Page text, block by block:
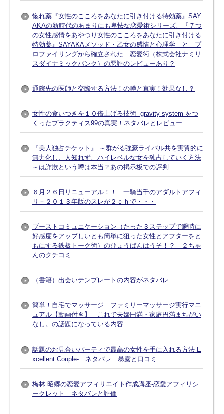
惚れ薬『女性のこころをあなたに引き付ける特効薬』SAY
AKAの新時代のあまりにも卑怯な恋愛術シリーズ、『７つ
の女性感情をあやつり女性のこころをあなたに引き付ける
特効薬』SAYAKAメソッド・乙女の感情と心理学 と プ
ロファイリングから確立された 恋愛術（株式会社ナミリ
スダイナミックバンク）の悪評のレビューあり？
通院先の医師と交際する方法！の噂と真実！効果なし？
女性の食いつきを１０倍上げる技術 -gravity system-をつ
くったプラクティス99の真実！ネタバレとレビュー
『美人独占チケット』 ～群がる強豪ライバル共を実質的に
無力化し、人知れず、ハイレベルな女を独占していく方法
～は詐欺という噂は本当？あの掲示板での評判
６月２６日リニューアル！！ 一騎当千のアダルトアフィ
リ－２０１３年版のスレが２ｃｈで・・・
ブーストコミュニケーション（たった３ステップで瞬時に
好感度をアップしいとも簡単に狙った女性とアフターをと
もにする鉄板トーク術）のひょうばんはうそ！？ ２ちゃ
んのクチコミ
（書籍）出会いテンプレートの内容がネタバレ
簡単！自宅でマッサージ ファミリーマッサージ実行マニ
ュアル【動画付き】 これで夫婦円満・家庭円満まちがい
なし。の話題になっている内容
話題のお見合いパーティで最高の女性を手に入れる方法-E
xcellent Couple- ネタバレ 暴露と口コミ
梅林 昭郷の恋愛アフィリエイト作成講座-恋愛アフィリシ
ークレット ネタバレと評価